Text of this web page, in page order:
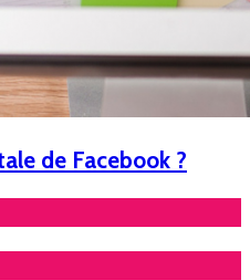
de Facebook ?